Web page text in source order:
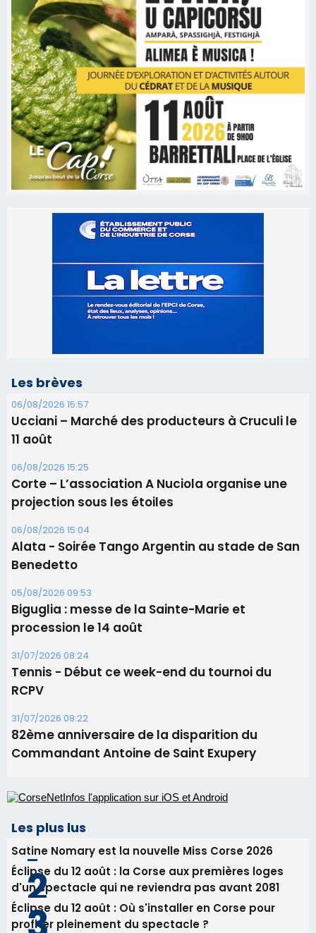
Les brèves
06/08/2026 15:57
Ucciani – Marché des producteurs à Cruculi le
11 août
06/08/2026 15:25
Corte – L’association A Nuciola organise une
projection sous les étoiles
06/08/2026 15:04
Alata - Soirée Tango Argentin au stade de San
Benedetto
05/08/2026 09:53
Biguglia : messe de la Sainte-Marie et
procession le 14 août
31/07/2026 08:24
Tennis - Début ce week-end du tournoi du
RCPV
31/07/2026 08:22
82ème anniversaire de la disparition du
Commandant Antoine de Saint Exupery
Les plus lus
Satine Nomary est la nouvelle Miss Corse 2026
Éclipse du 12 août : la Corse aux premières loges
d'un spectacle qui ne reviendra pas avant 2081
Éclipse du 12 août : Où s'installer en Corse pour
profiter pleinement du spectacle ?